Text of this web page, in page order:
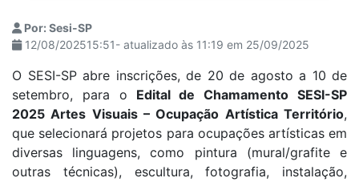
Por: Sesi-SP
12/08/202515:51- atualizado às 11:19 em 25/09/2025
O SESI-SP abre inscrições, de 20 de agosto a 10 de
setembro, para o Edital de Chamamento SESI-SP
2025 Artes Visuais – Ocupação Artística Território,
que selecionará projetos para ocupações artísticas em
diversas linguagens, como pintura (mural/grafite e
outras técnicas), escultura, fotografia, instalação,